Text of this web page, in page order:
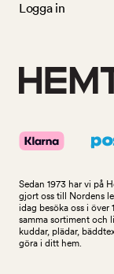
Logga in
Sedan 1973 har vi på
gjort oss till Nordens
idag besöka oss i
samma sortiment och
kuddar, plädar,
göra i ditt hem.